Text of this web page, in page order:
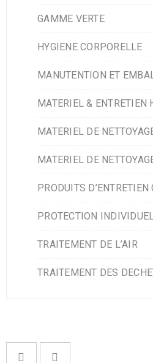
GAMME VERTE
HYGIENE CORPORELLE
MANUTENTION ET
MATERIEL & ENTRETIEN
MATERIEL DE
MATERIEL DE
PRODUITS D’ENTRETIEN
PROTECTION
TRAITEMENT DE L’AIR
TRAITEMENT DES